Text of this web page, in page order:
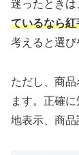
迷ったときは
ているなら
考えると選び
ただし、商
ます。正確
地表示、商品